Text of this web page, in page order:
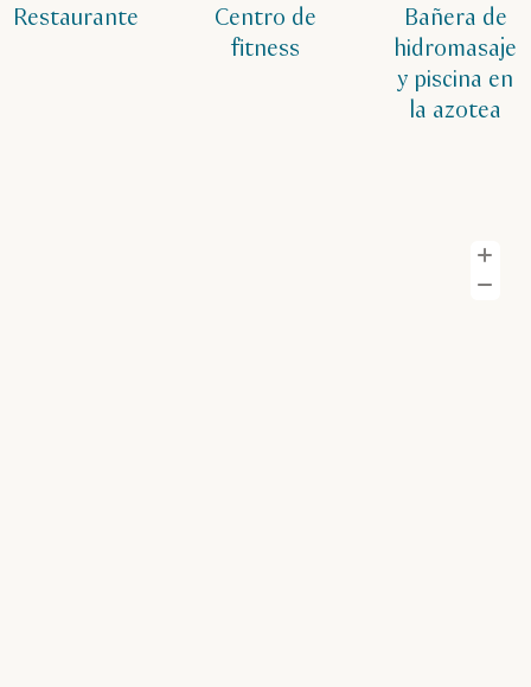
Restaurante
Centro de
fitness
Bañera de
hidromasaje
y piscina en
la azotea